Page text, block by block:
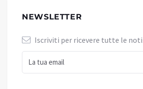
NEWSLETTER
Iscriviti per ricevere tutte le